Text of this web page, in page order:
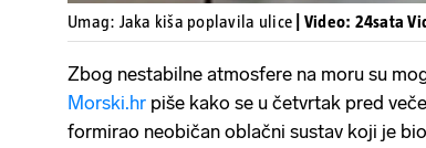
Umag: Jaka kiša poplavila ulice | Video: 24sata
Zbog nestabilne atmosfere na moru su
Morski.hr piše kako se u četvrtak pred
formirao neobičan oblačni sustav koji je